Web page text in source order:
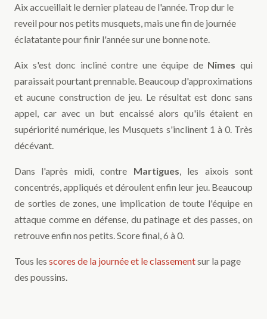
Aix accueillait le dernier plateau de l'année. Trop dur le
reveil pour nos petits musquets, mais une fin de journée
éclatatante pour finir l'année sur une bonne note.
Aix s'est donc incliné contre une équipe de Nîmes qui
paraissait pourtant prennable. Beaucoup d'approximations
et aucune construction de jeu. Le résultat est donc sans
appel, car avec un but encaissé alors qu'ils étaient en
supériorité numérique, les Musquets s'inclinent 1 à 0. Très
décévant.
Dans l'après midi, contre Martigues , les aixois sont
concentrés, appliqués et déroulent enfin leur jeu. Beaucoup
de sorties de zones, une implication de toute l'équipe en
attaque comme en défense, du patinage et des passes, on
retrouve enfin nos petits. Score final, 6 à 0.
Tous les scores de la journée et le classementsur la page
des poussins.